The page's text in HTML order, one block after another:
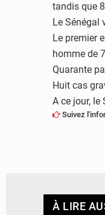
tandis que
Le Sénégal
Le premier
homme de
Quarante
Huit cas
A ce jour,
Suivez
À LIRE